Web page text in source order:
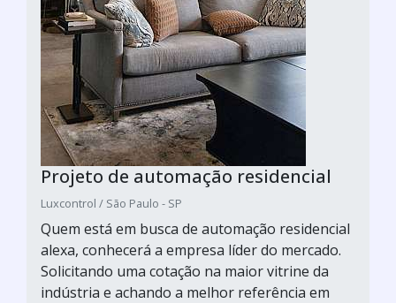
Projeto de automação residencial
Luxcontrol / São Paulo - SP
Quem está em busca de automação residencial
alexa, conhecerá a empresa líder do mercado.
Solicitando uma cotação na maior vitrine da
indústria e achando a melhor referência em